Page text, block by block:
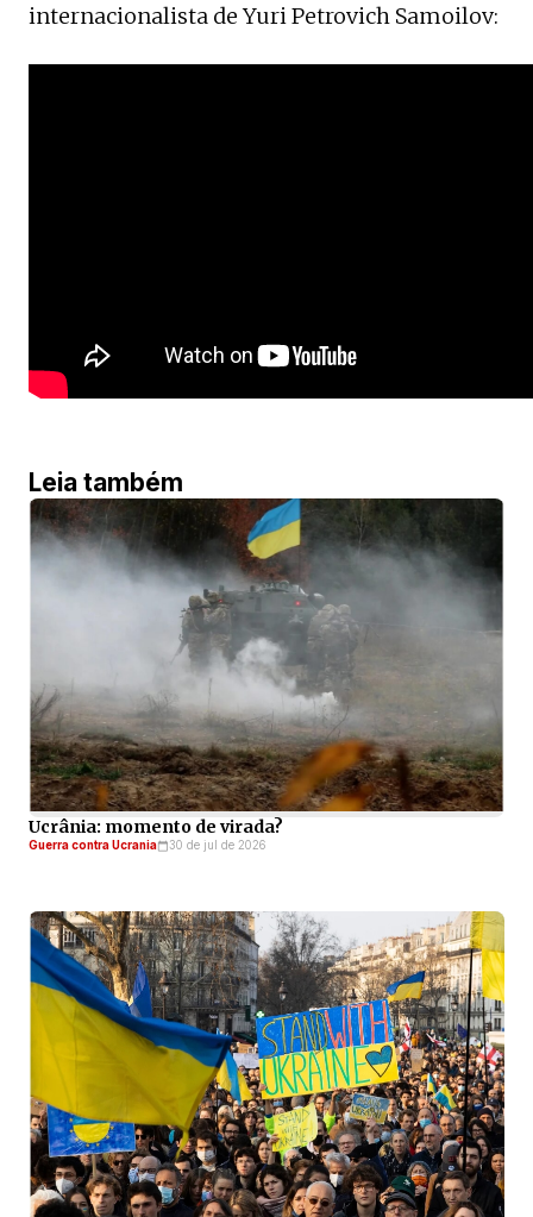
internacionalista de Yuri Petrovich Samoilov:
Leia também
Ucrânia: momento de virada?
Guerra contra Ucrania 30 de jul de 2026